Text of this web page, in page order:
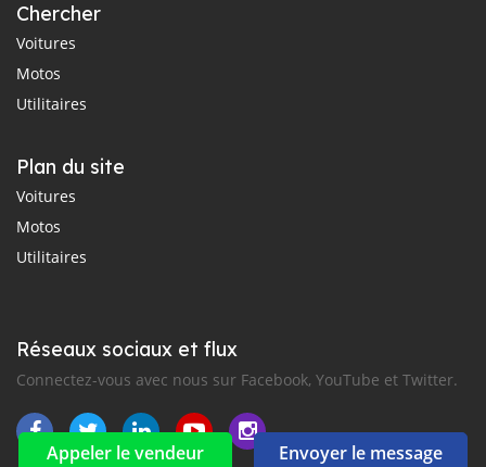
Appeler le vendeur Envoyer le message
Chercher
Voitures
Motos
Utilitaires
Plan du site
Voitures
Motos
Utilitaires
Réseaux sociaux et flux
Connectez-vous avec nous sur Facebook, YouTube et Twitter.